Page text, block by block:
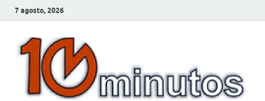
7 agosto, 2026